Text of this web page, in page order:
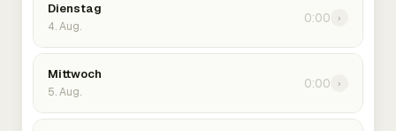
Dienstag
4. Aug.
0:00 ›
Mittwoch
5. Aug.
0:00 ›